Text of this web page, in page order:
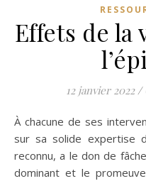
Effets de la
12 janvier 2022 /
À chacune de ses interventions, le Pr Raoult, s'appuyant
sur sa solide expertise
reconnu, a le don de
dominant et le